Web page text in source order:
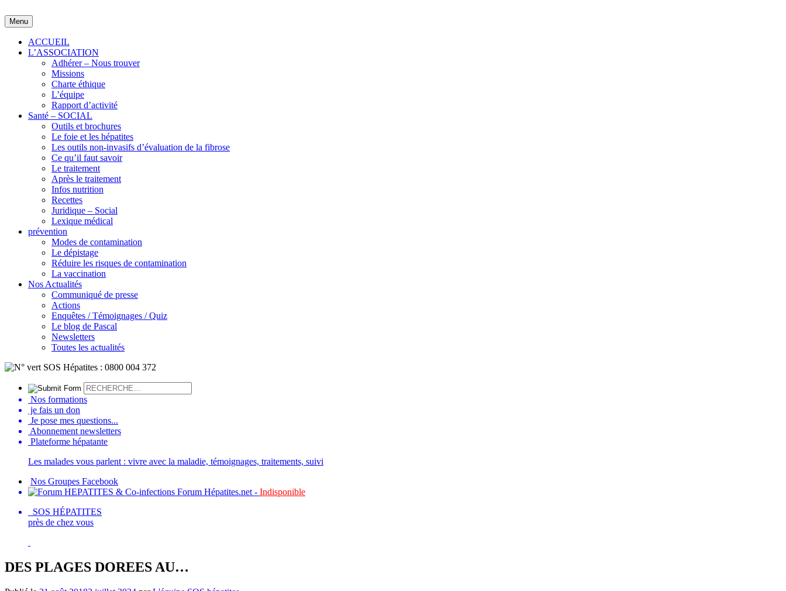
to
content
Menu
ACCUEIL
L’ASSOCIATION
Adhérer – Nous trouver
Missions
Charte éthique
L’équipe
Rapport d’activité
Santé – SOCIAL
Outils et brochures
Le foie et les hépatites
Les outils non-invasifs d’évaluation de la fibrose
Ce qu’il faut savoir
Le traitement
Après le traitement
Infos nutrition
Recettes
Juridique – Social
Lexique médical
prévention
Modes de contamination
Le dépistage
Réduire les risques de contamination
La vaccination
Nos Actualités
Communiqué de presse
Actions
Enquêtes / Témoignages / Quiz
Le blog de Pascal
Newsletters
Toutes les actualités
Nos formations
je fais un don
Je pose mes questions...
Abonnement newsletters
Plateforme hépatante
Les malades vous parlent : vivre avec la maladie, témoignages, traitements, suivi
Nos Groupes Facebook
Forum Hépatites.net - Indisponible
SOS HÉPATITES
près de chez vous
DES PLAGES DOREES AU…